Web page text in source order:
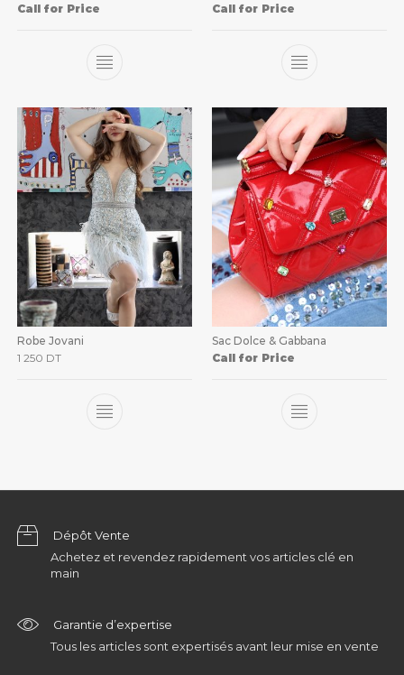
Call for Price
Call for Price
Robe Jovani
1 250 DT
Sac Dolce & Gabbana
Call for Price
Dépôt Vente
Achetez et revendez rapidement vos articles clé en
main
Garantie d’expertise
Tous les articles sont expertisés avant leur mise en vente